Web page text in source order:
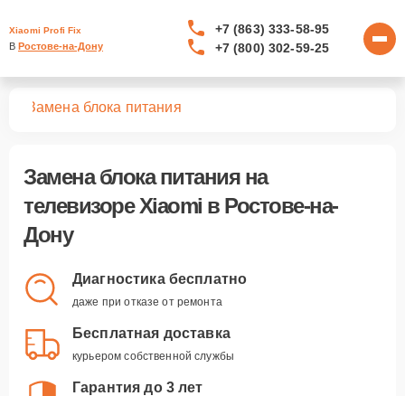
Xiaomi Profi Fix
В Ростове-на-Дону
+7 (863) 333-58-95
+7 (800) 302-59-25
Замена блока питания
Замена блока питанияна
телевизоре Xiaomi в Ростове-на-
Дону
Диагностика бесплатно
даже при отказе от ремонта
Бесплатная доставка
курьером собственной службы
Гарантия до 3 лет